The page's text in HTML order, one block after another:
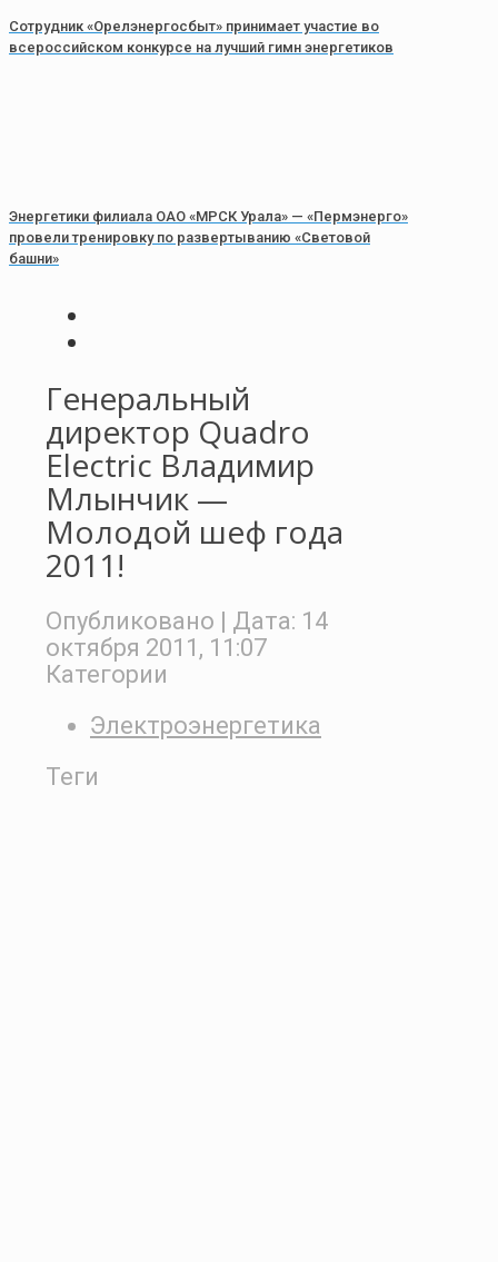
Сотрудник «Орелэнергосбыт» принимает участие во
всероссийском конкурсе на лучший гимн энергетиков
Энергетики филиала ОАО «МРСК Урала» — «Пермэнерго»
провели тренировку по развертыванию «Световой
башни»
Генеральный
директор Quadro
Electric Владимир
Млынчик —
Молодой шеф года
2011!
Опубликовано | Дата: 14
октября 2011, 11:07
Категории
Электроэнергетика
Теги